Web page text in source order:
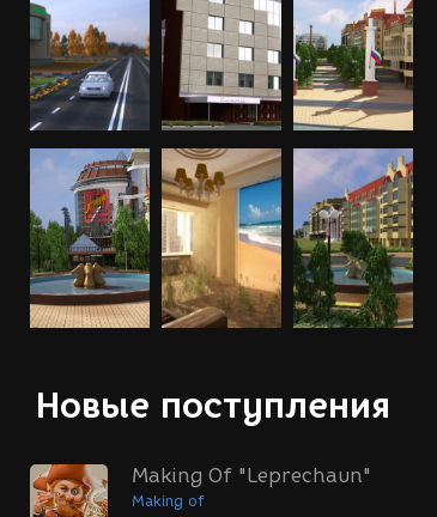
Новые поступления
Making Of "Leprechaun"
Making of